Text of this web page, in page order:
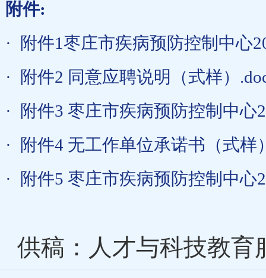
附件:
· 附件1枣庄市疾病预防控制中心
· 附件2 同意应聘说明（式样）
· 附件3 枣庄市疾病预防控制中心
· 附件4 无工作单位承诺书（式样
· 附件5 枣庄市疾病预防控制中心
供稿：人才与科技教育